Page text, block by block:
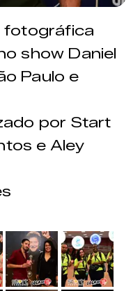
fotográfica
show Daniel
Paulo e
por Start
e Aley
&nbsp; &nbsp;